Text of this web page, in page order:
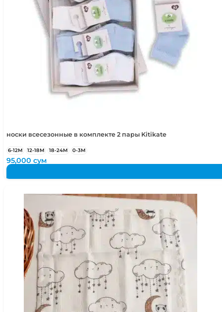
носки всесезонные в комплекте 2 пары Kitikate
6-12М 12-18М 18-24М 0-3М
95,000сум